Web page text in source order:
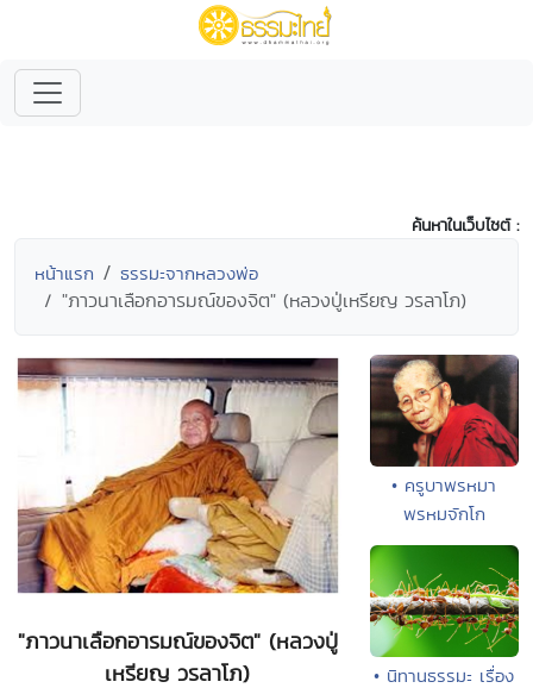
ค้นหาในเว็บไซต์ :
หน้าแรก ธรรมะจากหลวงพ่อ
"ภาวนาเลือกอารมณ์ของจิต" (หลวงปู่เหรียญ วรลาโภ)
"ภาวนาเลือกอารมณ์ของจิต" (หลวงปู่
เหรียญ วรลาโภ)
• ครูบาพรหมา
พรหมจักโก
• นิทานธรรมะ เรื่อง